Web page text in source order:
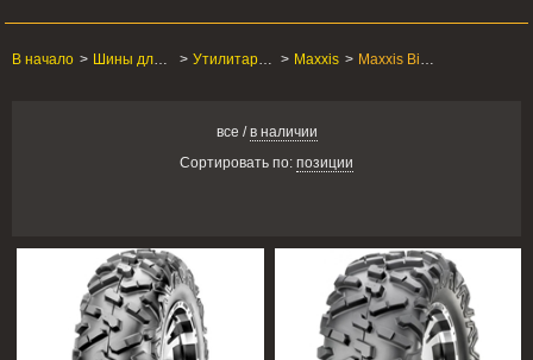
В начало > Шины для квадроцикла > Утилитарные ATV/SxS > Maxxis > Maxxis Bighorn 2.0
все /в наличии
Сортировать по: позиции